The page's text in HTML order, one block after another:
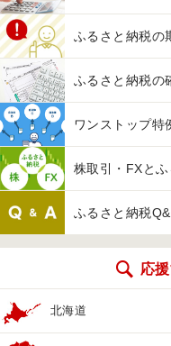
ふるさと納税の
ふるさと納税の
ワンストップ特
株取引・FXと
ふるさと納税
応
北海道